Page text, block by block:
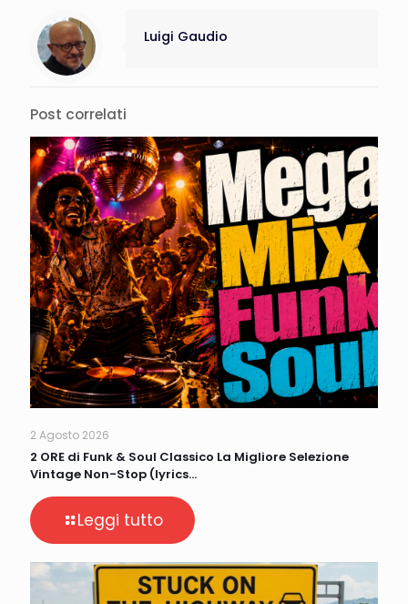
Luigi Gaudio
Post correlati
2 Agosto 2026
2 ORE di Funk & Soul Classico La Migliore Selezione
Vintage Non-Stop (lyrics…
Leggi tutto